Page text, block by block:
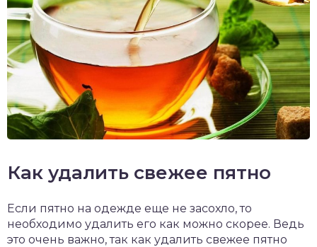
Как удалить свежее пятно
Если пятно на одежде еще не засохло, то
необходимо удалить его как можно скорее. Ведь
это очень важно, так как удалить свежее пятно